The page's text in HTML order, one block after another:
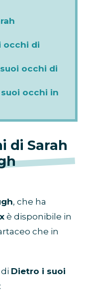
occhi di
occhi di
occhi in
di Sarah
, che ha
è disponibile in
che in
Dietro i suoi